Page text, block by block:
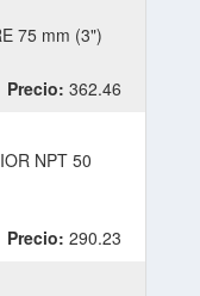
75 mm (3")
Precio: 362.46
NPT 50
Precio: 290.23